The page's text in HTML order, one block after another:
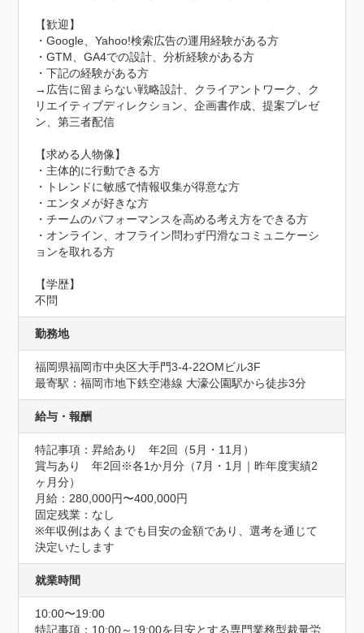
【歓迎】
・Google、Yahoo!検索広告の運用経験がある方
・GTM、GA4での設計、分析経験がある方
・下記の経験がある方
→広告に留まらない戦略設計、クライアントワーク、ク
リエイティブディレクション、企画書作成、提案プレゼ
ン、第三者配信
【求める人物像】
・主体的に行動できる方
・トレンドに敏感で情報収集が得意な方
・エンタメが好きな方
・チームのパフォーマンスを高める考え方をできる方
・オンライン、オフライン問わず円滑なコミュニケーシ
ョンを取れる方
【学歴】
不問
勤務地
福岡県福岡市中央区大手門3-4-22OMビル3F
最寄駅：福岡市地下鉄空港線 大濠公園駅から徒歩3分
給与・報酬
特記事項：昇給あり　年2回（5月・11月）
賞与あり　年2回※各1か月分（7月・1月｜昨年度実績2
ヶ月分）
月給：280,000円〜400,000円
固定残業：なし
※年収例はあくまでも目安の金額であり、選考を通じて
決定いたします
就業時間
10:00〜19:00
特記事項：10:00～19:00を目安とする専門業務型裁量労